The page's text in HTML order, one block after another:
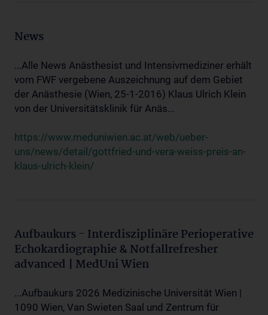
News
...Alle News Anästhesist und Intensivmediziner erhält
vom FWF vergebene Auszeichnung auf dem Gebiet
der Anästhesie (Wien, 25-1-2016) Klaus Ulrich Klein
von der Universitätsklinik für Anäs...
https://www.meduniwien.ac.at/web/ueber-
uns/news/detail/gottfried-und-vera-weiss-preis-an-
klaus-ulrich-klein/
Aufbaukurs - Interdisziplinäre Perioperative
Echokardiographie & Notfallrefresher
advanced | MedUni Wien
...Aufbaukurs 2026 Medizinische Universität Wien |
1090 Wien, Van Swieten Saal und Zentrum für